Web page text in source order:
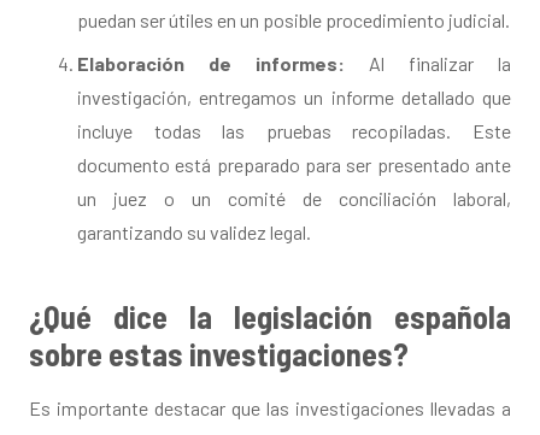
puedan ser útiles en un posible procedimiento judicial.
Elaboración de informes:
Al finalizar la
investigación, entregamos un informe detallado que
incluye todas las pruebas recopiladas. Este
documento está preparado para ser presentado ante
un juez o un comité de conciliación laboral,
garantizando su validez legal.
¿Qué dice la legislación española
sobre estas investigaciones?
Es importante destacar que las investigaciones llevadas a